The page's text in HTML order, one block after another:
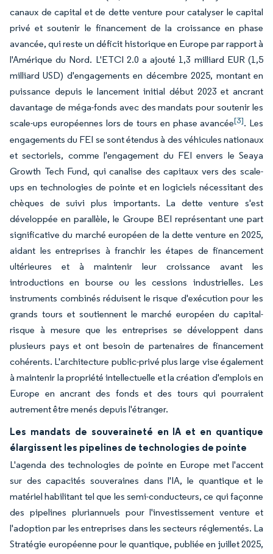
canaux de capital et de dette venture pour catalyser le capital
privé et soutenir le financement de la croissance en phase
avancée, qui reste un déficit historique en Europe par rapport à
l'Amérique du Nord. L'ETCI 2.0 a ajouté 1,3 milliard EUR (1,5
milliard USD) d'engagements en décembre 2025, montant en
puissance depuis le lancement initial début 2023 et ancrant
davantage de méga-fonds avec des mandats pour soutenir les
scale-ups européennes lors de tours en phase avancée[3]. Les
engagements du FEI se sont étendus à des véhicules nationaux
et sectoriels, comme l'engagement du FEI envers le Seaya
Growth Tech Fund, qui canalise des capitaux vers des scale-
ups en technologies de pointe et en logiciels nécessitant des
chèques de suivi plus importants. La dette venture s'est
développée en parallèle, le Groupe BEI représentant une part
significative du marché européen de la dette venture en 2025,
aidant les entreprises à franchir les étapes de financement
ultérieures et à maintenir leur croissance avant les
introductions en bourse ou les cessions industrielles. Les
instruments combinés réduisent le risque d'exécution pour les
grands tours et soutiennent le marché européen du capital-
risque à mesure que les entreprises se développent dans
plusieurs pays et ont besoin de partenaires de financement
cohérents. L'architecture public-privé plus large vise également
à maintenir la propriété intellectuelle et la création d'emplois en
Europe en ancrant des fonds et des tours qui pourraient
autrement être menés depuis l'étranger.
Les mandats de souveraineté en IA et en quantique
élargissent les pipelines de technologies de pointe
L'agenda des technologies de pointe en Europe met l'accent
sur des capacités souveraines dans l'IA, le quantique et le
matériel habilitant tel que les semi-conducteurs, ce qui façonne
des pipelines pluriannuels pour l'investissement venture et
l'adoption par les entreprises dans les secteurs réglementés. La
Stratégie européenne pour le quantique, publiée en juillet 2025,